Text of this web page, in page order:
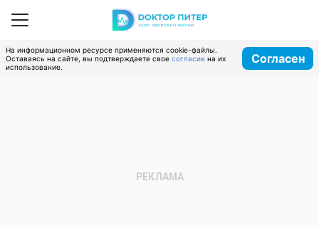
На информационном ресурсе применяются cookie-файлы.
Оставаясь на сайте, вы подтверждаете свое согласие на их
использование.
Согласен